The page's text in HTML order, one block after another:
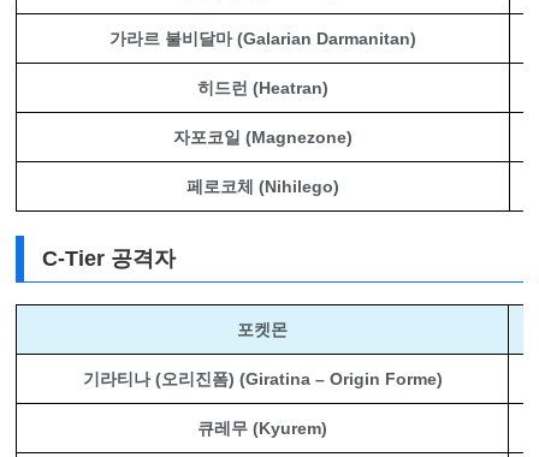
가라르 불비달마 (Galarian Darmanitan)
히드런 (Heatran)
자포코일 (Magnezone)
페로코체 (Nihilego)
C-Tier 공격자
포켓몬
기라티나 (오리진폼) (Giratina – Origin Forme)
큐레무 (Kyurem)